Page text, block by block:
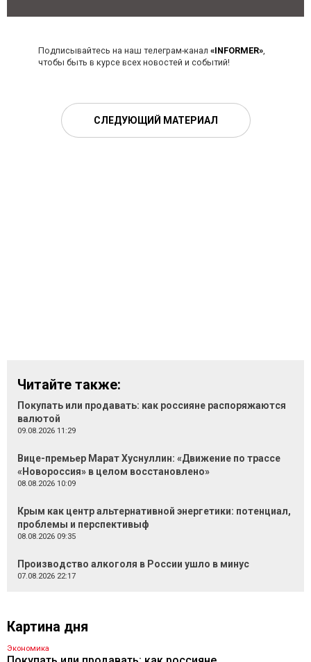
Подписывайтесь на наш телеграм-канал «INFORMER»,
чтобы быть в курсе всех новостей и событий!
СЛЕДУЮЩИЙ МАТЕРИАЛ
Читайте также:
Покупать или продавать: как россияне распоряжаются
валютой
09.08.2026 11:29
Вице-премьер Марат Хуснуллин: «Движение по трассе
«Новороссия» в целом восстановлено»
08.08.2026 10:09
Крым как центр альтернативной энергетики: потенциал,
проблемы и перспективыф
08.08.2026 09:35
Производство алкоголя в России ушло в минус
07.08.2026 22:17
Картина дня
Экономика